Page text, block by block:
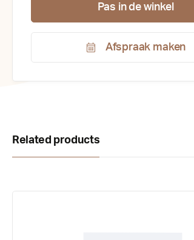
Pas in de winkel
Afspraak maken
Related products